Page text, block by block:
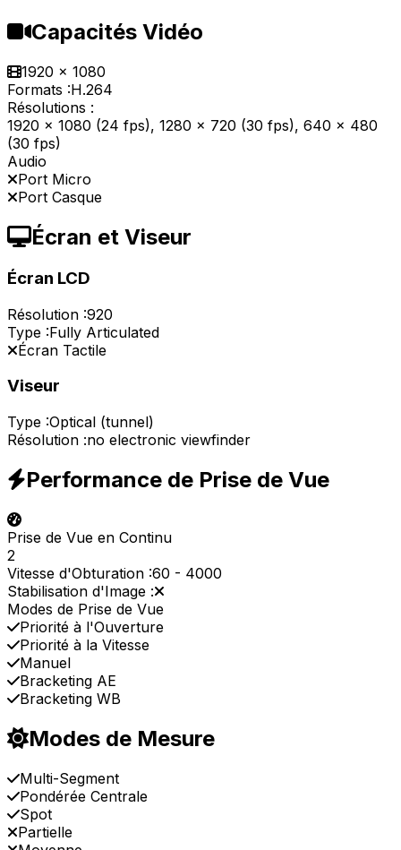
Capacités Vidéo
1920 x 1080
Formats :H.264
Résolutions :
1920 x 1080 (24 fps), 1280 x 720 (30 fps), 640 x 480
(30 fps)
Audio
Port Micro
Port Casque
Écran et Viseur
Écran LCD
Résolution :920
Type :Fully Articulated
Écran Tactile
Viseur
Type :Optical (tunnel)
Résolution :no electronic viewfinder
Performance de Prise de Vue
Prise de Vue en Continu
2
Vitesse d'Obturation :60 - 4000
Stabilisation d'Image :
Modes de Prise de Vue
Priorité à l'Ouverture
Priorité à la Vitesse
Manuel
Bracketing AE
Bracketing WB
Modes de Mesure
Multi-Segment
Pondérée Centrale
Spot
Partielle